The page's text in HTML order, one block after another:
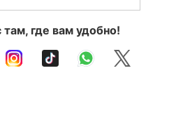
где вам удобно!